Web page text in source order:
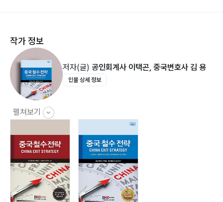
[1] 기업과 법정대표의 행정적 책임
[2] 기업과 법정대표의 민사 책임
[3] 기업, 법정대표 및 투자자의 형사 책임
[4] 민사소송 관련 법원의 출국제한 조치
제3장 철수 방법의 개요… 38
[2] 유상감자에 의한 철수
[3] 해산청산에 의한 철수
[4] 파산청산에 의한 철수
[5] 흡수합병
[6] 기업분할
작가 정보
저자(글) 공인회계사 이택곤, 중국변호사 김 용
인물 상세 정보
펼쳐보기